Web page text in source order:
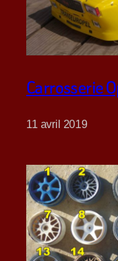
Carrosserie
11 avril 2019